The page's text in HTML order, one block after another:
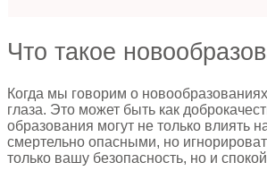
Что такое
Когда мы говорим о
глаза. Это может быть как
образования могут не только влиять
смертельно опасными, но
только вашу безопасность, но и